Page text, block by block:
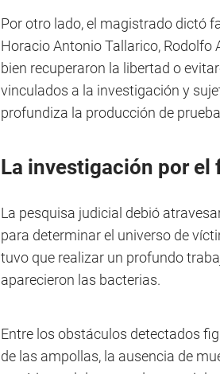
Por otro lado, el magistrado dictó
Horacio Antonio Tallarico, Rodolfo
bien recuperaron la libertad o
vinculados a la investigación y
profundiza la producción de
La investigación por
La pesquisa judicial debió
para determinar el universo de
tuvo que realizar un profundo
aparecieron las bacterias.
Entre los obstáculos detectados
de las ampollas, la ausencia de